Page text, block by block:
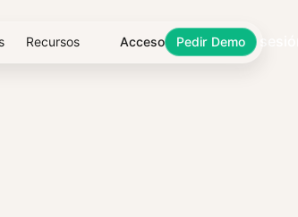
Recursos Acceso Pedir DemoIniciar sesión